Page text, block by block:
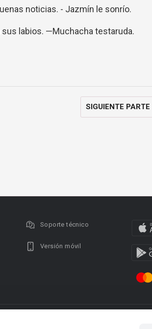
noticias. - Jazmín le sonrío.
labios. —Muchacha testaruda.
SIGUIENTE PARTE
Soporte técnico
Versión móvil